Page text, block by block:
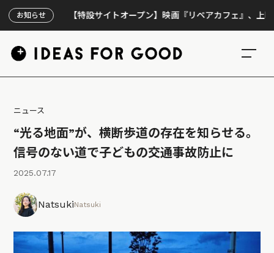
お知らせ
【特設サイトオープン】映画『リペアカフェ』、上映300回の
ニュース
“光る地面”が、横断歩道の存在を知らせる。
信号のない道で子どもの交通事故防止に
2025.07.17
NatsukiNatsuki